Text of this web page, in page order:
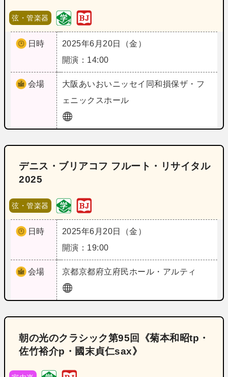
弦・管楽器
日時
2025年6月20日（金）
開演：14:00
会場 大阪 あいおいニッセイ同和損保ザ・フ
ェニックスホール
デニス・ブリアコフ フルート・リサイタル
2025
弦・管楽器
日時
2025年6月20日（金）
開演：19:00
会場 京都京都府立府民ホール・アルティ
朝の光のクラシック第95回《菊本和昭tp・
佐竹裕介p・國末貞仁sax》